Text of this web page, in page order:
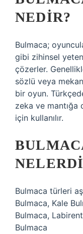
NEDIR?
Bulmaca;
gibi zihinsel
çözerler.
sözlü veya
bir oyun.
zeka ve mantığa
için kullanılır.
Bulmaca türleri
Bulmaca, Kale
Bulmaca,
Bulmaca